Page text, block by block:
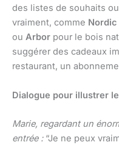
des listes de souhaits
vraiment, comme Nordic
ou Arbor pour le bois
suggérer des cadeaux
restaurant, un
Dialogue pour illustrer
Marie, regardant un
entrée :“Je ne peux